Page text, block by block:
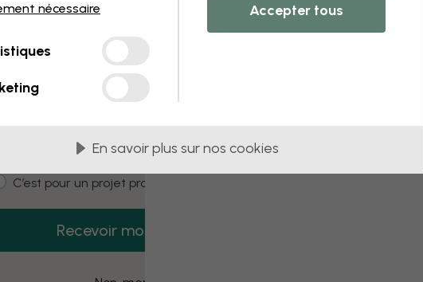
nécessaire Accepter tous
En savoir plus sur nos cookies
3 échantillons offerts
Recevez 3 échantillons gratuits dès
aujourd’hui.
type
C’est pour un projet pro
Recevoir mon code